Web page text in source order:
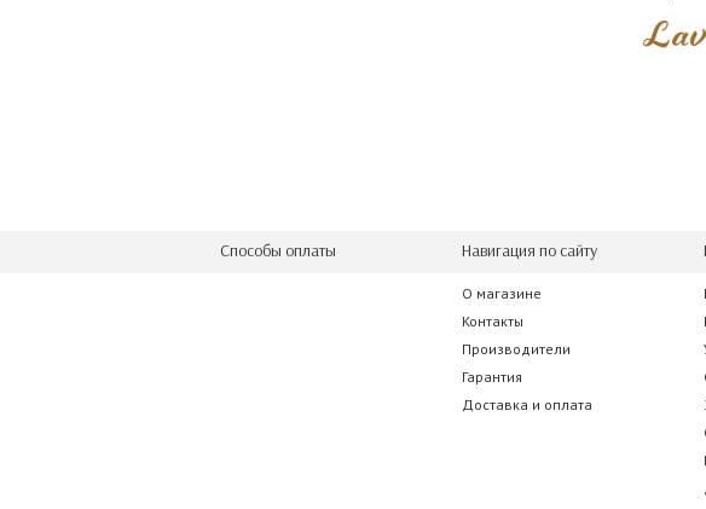
Способы оплаты Навигация по сайту
О магазине
Контакты
Производители
Гарантия
Доставка и оплата